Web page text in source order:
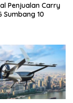
Penjualan Carry
Sumbang 10